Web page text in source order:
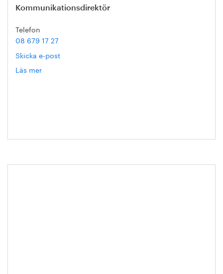
Kommunikationsdirektör
Telefon
08 679 17 27
Skicka e-post
Läs mer